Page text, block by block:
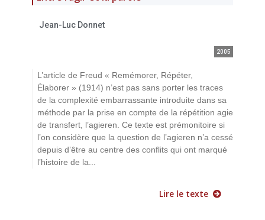
Jean-Luc Donnet
2005
L’article de Freud « Remémorer, Répéter,
Élaborer » (1914) n’est pas sans porter les traces
de la complexité embarrassante introduite dans sa
méthode par la prise en compte de la répétition agie
de transfert, l’agieren. Ce texte est prémonitoire si
l’on considère que la question de l’agieren n’a cessé
depuis d’être au centre des conflits qui ont marqué
l’histoire de la...
Lire le texte